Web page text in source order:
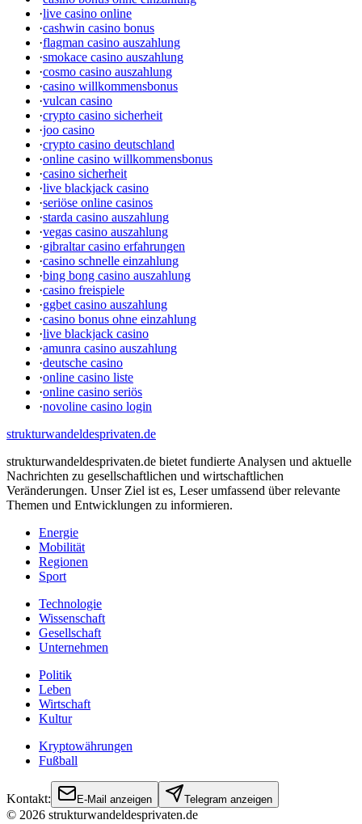
·live casino online
·cashwin casino bonus
·flagman casino auszahlung
·smokace casino auszahlung
·cosmo casino auszahlung
·casino willkommensbonus
·vulcan casino
·crypto casino sicherheit
·joo casino
·crypto casino deutschland
·online casino willkommensbonus
·casino sicherheit
·live blackjack casino
·seriöse online casinos
·starda casino auszahlung
·vegas casino auszahlung
·gibraltar casino erfahrungen
·casino schnelle einzahlung
·bing bong casino auszahlung
·casino freispiele
·ggbet casino auszahlung
·casino bonus ohne einzahlung
·live blackjack casino
·amunra casino auszahlung
·deutsche casino
·online casino liste
·online casino seriös
·novoline casino login
strukturwandeldesprivaten.de
strukturwandeldesprivaten.de bietet fundierte Analysen und aktuelle
Nachrichten zu gesellschaftlichen und wirtschaftlichen
Veränderungen. Unser Ziel ist es, Leser umfassend über relevante
Themen und Entwicklungen zu informieren.
Energie
Mobilität
Regionen
Sport
Technologie
Wissenschaft
Gesellschaft
Unternehmen
Politik
Leben
Wirtschaft
Kultur
Kryptowährungen
Fußball
Kontakt: E-Mail anzeigen Telegram anzeigen
© 2026 strukturwandeldesprivaten.de